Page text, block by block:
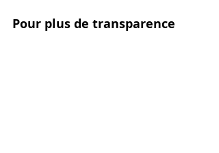
Pour plus de transparence